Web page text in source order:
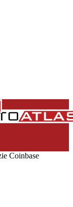
Coinbase